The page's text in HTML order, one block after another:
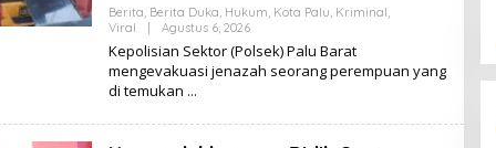
Berita, Berita Duka, Hukum, Kota Palu, Kriminal,
Viral
Agustus 6, 2026O
L
E
H
K
Kepolisian Sektor (Polsek) Palu Barat
mengevakuasi jenazah seorang perempuan yang
di temukan